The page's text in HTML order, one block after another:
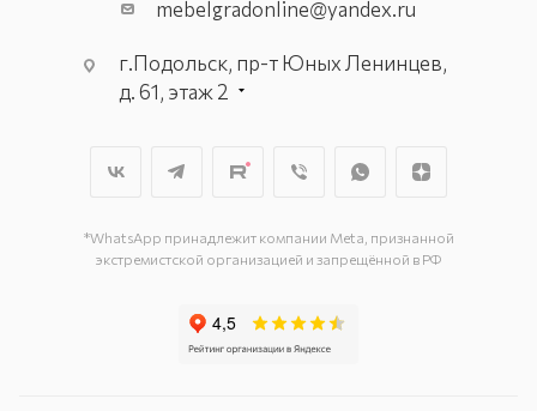
mebelgradonline@yandex.ru
г.Подольск, пр-т Юных Ленинцев,
д. 61, этаж 2
г. Подольск, ул. Станционная, д. 11
*WhatsApp принадлежит компании Meta, признанной
экстремистской организацией и запрещённой в РФ